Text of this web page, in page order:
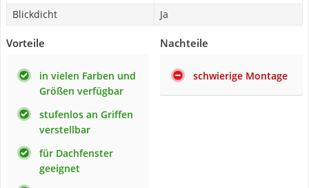
Blickdicht
Ja
Vorteile
in vielen Farben und
Größen verfügbar
stufenlos an Griffen
verstellbar
für Dachfenster
geeignet
Nachteile
schwierige Montage